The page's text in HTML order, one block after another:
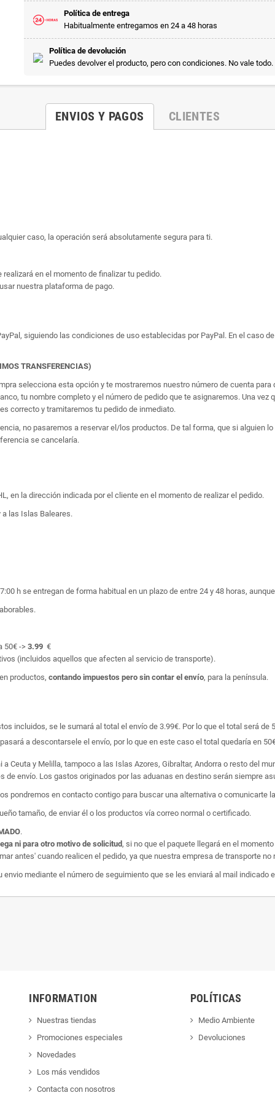
Política de entrega
Habitualmente entregamos en 24 a 48 horas
Política de devolución
Puedes devolver el producto, pero con condiciones. No vale todo.
ENVIOS Y PAGOS CLIENTES
caso, la operación será absolutamente segura para ti.
en el momento de finalizar tu pedido.
nuestra plataforma de pago.
siguiendo las condiciones de uso establecidas por PayPal. En el caso
TRANSFERENCIAS)
selecciona esta opción y te mostraremos nuestro número de cuenta
tu nombre completo y el número de pedido que te asignaremos. Una
correcto y tramitaremos tu pedido de inmediato.
no pasaremos a reservar el/los productos. De tal forma, que si alguien
se cancelaría.
en la dirección indicada por el cliente en el momento de realizar el pedido.
las Islas Baleares.
h se entregan de forma habitual en un plazo de entre 24 y 48 horas,
50€ -> 3.99 €
(incluidos aquellos que afecten al servicio de transporte).
productos, contando impuestos pero sin contar el envío, para la península.
incluidos, se le sumará al total el envío de 3.99€. Por lo que el total será de
a descontarsele el envío, por lo que en este caso el total quedaría en
Ceuta y Melilla, tampoco a las Islas Azores, Gibraltar, Andorra o resto del
envío. Los gastos originados por las aduanas en destino serán siempre
pondremos en contacto contigo para buscar una alternativa o comunicarte
tamaño, de enviar él o los productos vía correo normal o certificado.
.
ni para otro motivo de solicitud , si no que el paquete llegará en el
antes' cuando realicen el pedido, ya que nuestra empresa de transporte no
mediante el número de seguimiento que se les enviará al mail indicado
INFORMATION
Nuestras tiendas
Promociones especiales
Novedades
Los más vendidos
Contacta con nosotros
POLÍTICAS
Medio Ambiente
Devoluciones